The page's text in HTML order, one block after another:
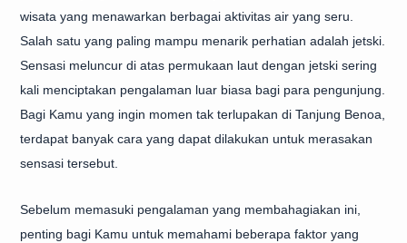
wisata yang menawarkan berbagai aktivitas air yang seru.
Salah satu yang paling mampu menarik perhatian adalah jetski.
Sensasi meluncur di atas permukaan laut dengan jetski sering
kali menciptakan pengalaman luar biasa bagi para pengunjung.
Bagi Kamu yang ingin momen tak terlupakan di Tanjung Benoa,
terdapat banyak cara yang dapat dilakukan untuk merasakan
sensasi tersebut.
Sebelum memasuki pengalaman yang membahagiakan ini,
penting bagi Kamu untuk memahami beberapa faktor yang